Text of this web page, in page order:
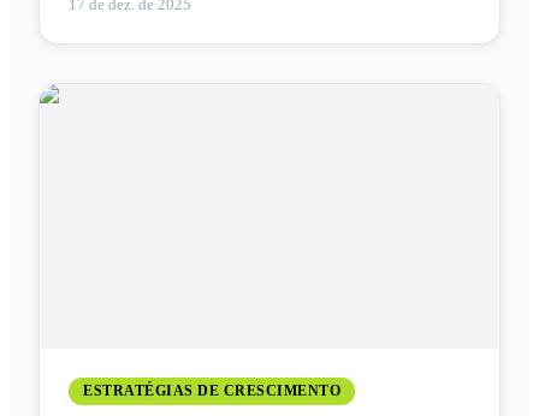
17 de dez. de 2025
ESTRATÉGIAS DE CRESCIMENTO